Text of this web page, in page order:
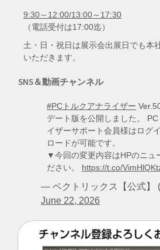
キュー」付属販
2013/10/25
現在、テレメジャーⅡ受信
は取込ソフト「QCレスキュ
て「QCレスキュー」の付属
「テレメジャーII
終了のお知らせ
これまでご愛顧頂いており
ーII セット」（型式
年11月末をもちまして、 販
だきます。（ 受信機・送信
テレメジャー（
9:30～12:00/13:00～17:30
（電話受付は17:00迄）
土・日・祝日は展示会出展日でも本
いただきます。
SNS＆動画チャンネル
#PCトルクアナライザー
デート版を公開しました。 PC
イザーサポート会員様はログ
ロードが可能です。
▼今回の変更内容はHPのニュ
ださい。 https://t.co/
— ベクトリックス【公式】
June 22, 2026